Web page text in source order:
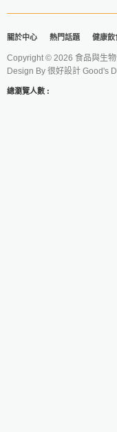
關於中心 熱門話題 健康飲
Copyright © 2026 食品與生
Design By 很好設計 Good's
總瀏覽人數 :